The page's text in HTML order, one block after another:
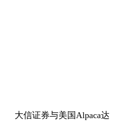
大信证券与美国Alpaca达